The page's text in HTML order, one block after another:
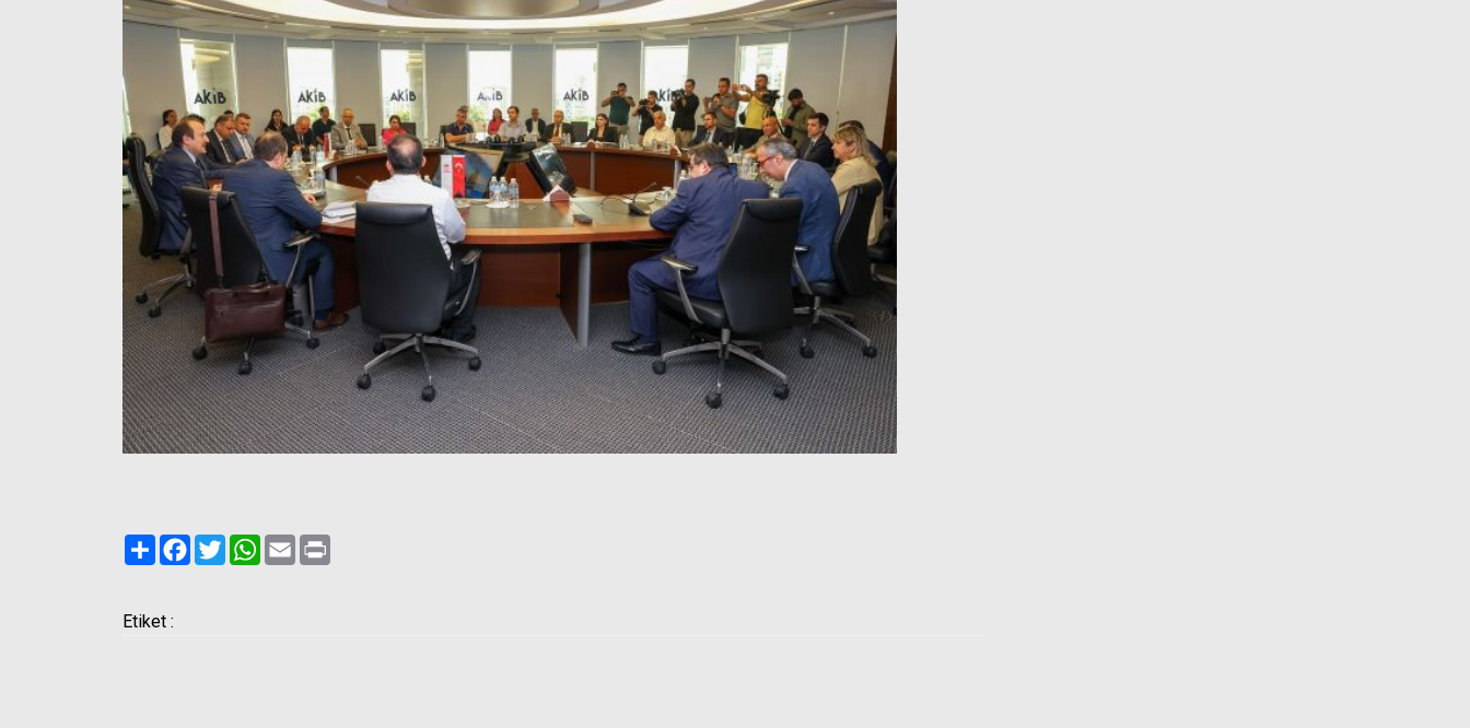
PaylaşFacebook
Twitter
WhatsApp
Email
Etiket :